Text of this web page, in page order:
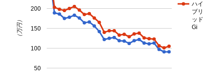
ハイ
ブリ
ッド
Gi
50
100
150
200
（万円）